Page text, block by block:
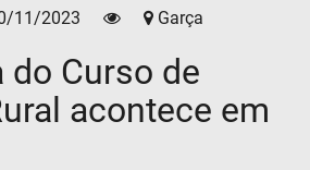
11/2023 Garça
do Curso de
acontece em